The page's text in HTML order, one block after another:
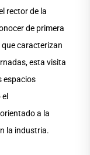
rector de la
de primera
caracterizan
esta visita
espacios
a la
la industria.